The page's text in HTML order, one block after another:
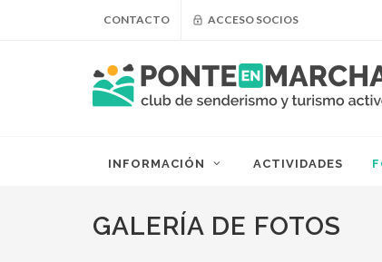
CONTACTO ACCESO SOCIOS
INFORMACIÓN ACTIVIDADES
GALERÍA DE FOTOS